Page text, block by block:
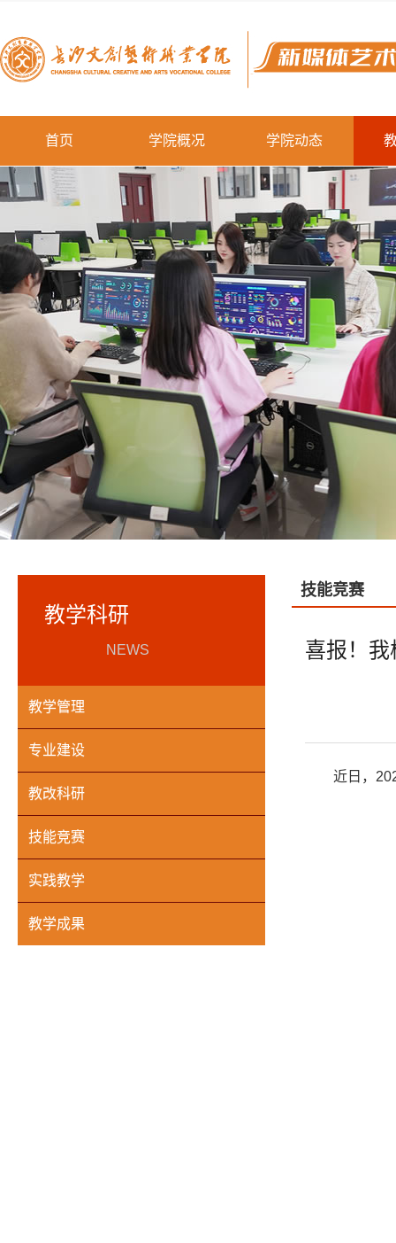
首页 学院概况 学院动态
教学科研
NEWS
教学管理
专业建设
教改科研
技能竞赛
实践教学
教学成果
技能竞赛
喜报！我
近日，